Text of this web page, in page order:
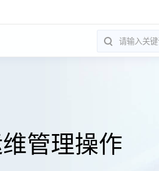
管理操作